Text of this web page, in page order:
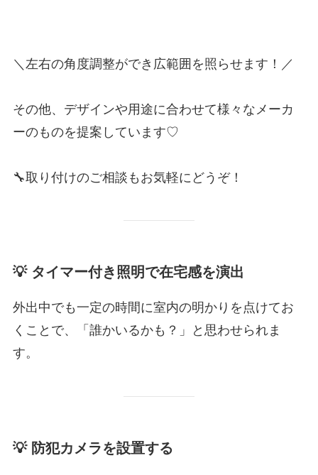
＼左右の角度調整ができ広範囲を照らせます！／
その他、デザインや用途に合わせて様々なメーカ
ーのものを提案しています♡
🔧取り付けのご相談もお気軽にどうぞ！
💡 タイマー付き照明で在宅感を演出
外出中でも一定の時間に室内の明かりを点けてお
くことで、「誰かいるかも？」と思わせられま
す。
💡 防犯カメラを設置する